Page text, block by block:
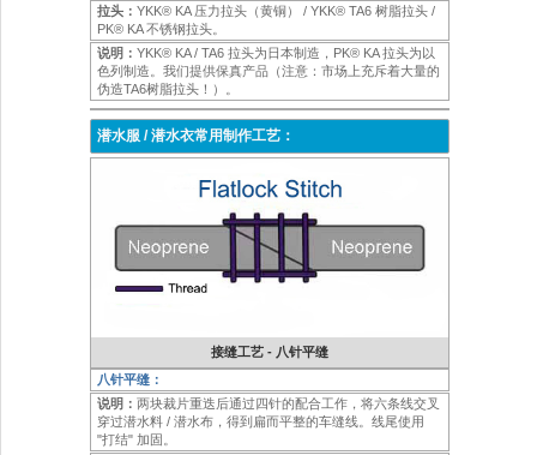
拉头： YKK® KA 压力拉头（黄铜） / YKK® TA6 树脂拉头 /
PK® KA 不锈钢拉头。
说明： YKK® KA / TA6 拉头为日本制造，PK® KA 拉头为以
色列制造。我们提供保真产品（注意：市场上充斥着大量的
伪造TA6树脂拉头！）。
潜水服 / 潜水衣常用制作工艺：
接缝工艺 - 八针平缝
八针平缝：
说明： 两块裁片重迭后通过四针的配合工作，将六条线交叉
穿过潜水料 / 潜水布，得到扁而平整的车缝线。线尾使用
"打结" 加固。